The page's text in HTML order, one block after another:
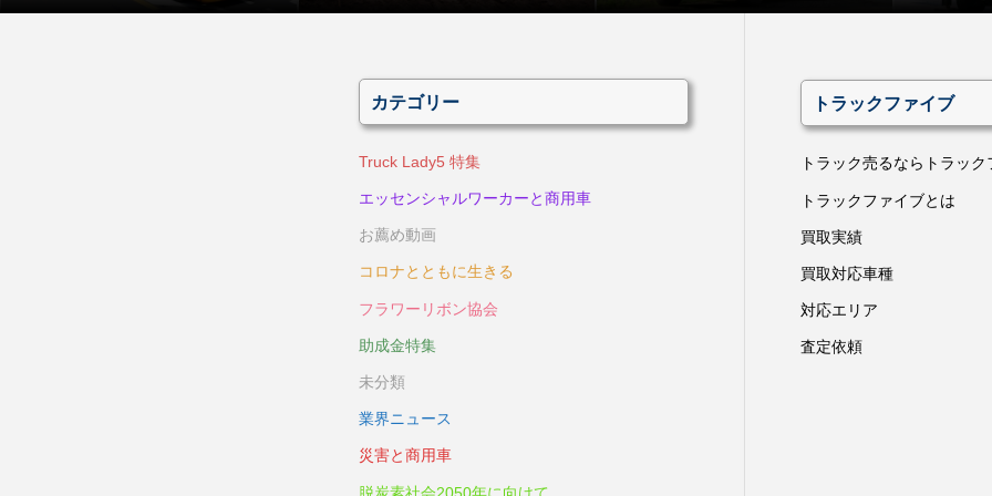
カテゴリー
Truck Lady5 特集
エッセンシャルワーカーと商用車
お薦め動画
コロナとともに生きる
フラワーリボン協会
助成金特集
未分類
業界ニュース
災害と商用車
脱炭素社会2050年に向けて
トラックファイブ
トラック売るならトラック
トラックファイブとは
買取実績
買取対応車種
対応エリア
査定依頼